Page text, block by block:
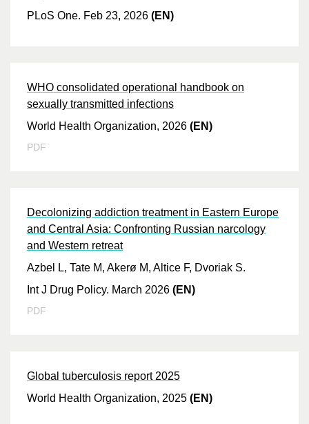
PLoS One. Feb 23, 2026 (EN)
WHO consolidated operational handbook on
sexually transmitted infections
World Health Organization, 2026 (EN)
PDF
Decolonizing addiction treatment in Eastern Europe
and Central Asia: Confronting Russian narcology
and Western retreat
Azbel L, Tate M, Akerø M, Altice F, Dvoriak S.
Int J Drug Policy. March 2026 (EN)
PDF
Global tuberculosis report 2025
World Health Organization, 2025 (EN)